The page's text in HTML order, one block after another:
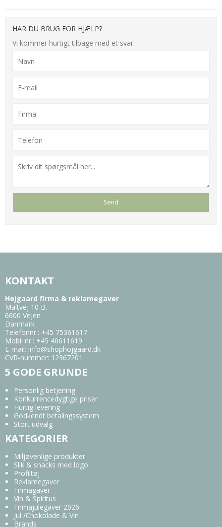
HAR DU BRUG FOR HJÆLP?
Vi kommer hurtigt tilbage med et svar.
KONTAKT
Højgaard firma & reklamegaver
Maltvej 10 B.
6600 Vejen
Danmark
Telefonnr.: +45 75361617
Mobil nr.: +45 40611619
E-mail: info@shophojgaard.dk
CVR-nummer: 12367201
5 GODE GRUNDE
Personlig betjening
Konkurrencedygtige priser
Hurtig levering
Godkendt betalingssystem
Stort udvalg
KATEGORIER
Miljøvenlige produkter
Slik & snacks med logo
Profiltøj
Reklamegaver
Firmagaver
Vin & Spiritus
Firmajulegaver 2026
Jul /Chokolade & Vin
Brands